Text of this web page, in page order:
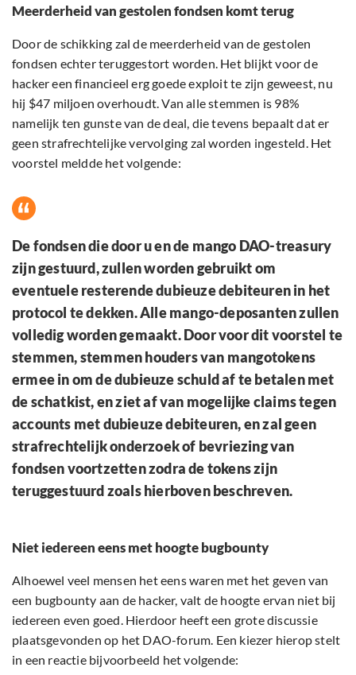
Meerderheid van gestolen fondsen komt terug
Door de schikking zal de meerderheid van de gestolen
fondsen echter teruggestort worden. Het blijkt voor de
hacker een financieel erg goede exploit te zijn geweest, nu
hij $47 miljoen overhoudt. Van alle stemmen is 98%
namelijk ten gunste van de deal, die tevens bepaalt dat er
geen strafrechtelijke vervolging zal worden ingesteld. Het
voorstel meldde het volgende:
De fondsen die door u en de mango DAO-treasury
zijn gestuurd, zullen worden gebruikt om
eventuele resterende dubieuze debiteuren in het
protocol te dekken. Alle mango-deposanten zullen
volledig worden gemaakt. Door voor dit voorstel te
stemmen, stemmen houders van mangotokens
ermee in om de dubieuze schuld af te betalen met
de schatkist, en ziet af van mogelijke claims tegen
accounts met dubieuze debiteuren, en zal geen
strafrechtelijk onderzoek of bevriezing van
fondsen voortzetten zodra de tokens zijn
teruggestuurd zoals hierboven beschreven.
Niet iedereen eens met hoogte bugbounty
Alhoewel veel mensen het eens waren met het geven van
een bugbounty aan de hacker, valt de hoogte ervan niet bij
iedereen even goed. Hierdoor heeft een grote discussie
plaatsgevonden op het DAO-forum. Een kiezer hierop stelt
in een reactie bijvoorbeeld het volgende: